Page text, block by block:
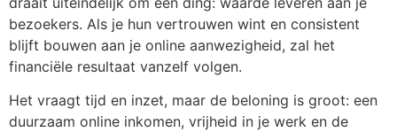
bezoekers. Als je hun vertrouwen wint en consistent
blijft bouwen aan je online aanwezigheid, zal het
financiële resultaat vanzelf volgen.
Het vraagt tijd en inzet, maar de beloning is groot: een
duurzaam online inkomen, vrijheid in je werk en de